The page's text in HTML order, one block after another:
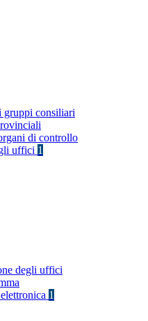
gruppi consiliari
di controllo
uffici 1
degli uffici
1